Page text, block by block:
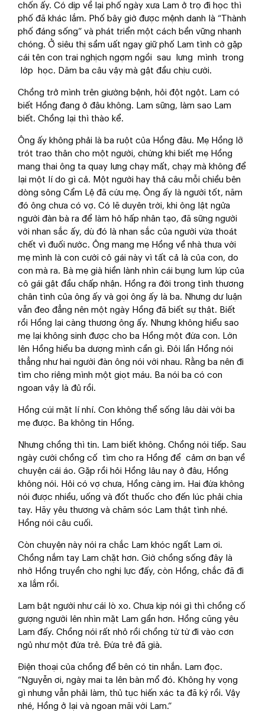
chốn ấy. Có dịp về lại phố ngày xưa Lam ở trọ đi học thì
phố đã khác lắm. Phố bây giờ được mệnh danh là “Thành
phố đáng sống” và phát triển một cách bền vững nhanh
chóng. Ở siêu thị sầm uất ngay giữ phố Lam tình cờ gặp
cái tên con trai nghịch ngợm ngồi sau lưng mình trong
lớp học. Dăm ba câu vậy mà gật đầu chịu cưới.
Chồng trở mình trên giường bệnh, hỏi đột ngột. Lam có
biết Hồng đang ở đâu không. Lam sững, làm sao Lam
biết. Chồng lại thì thào kể.
Ông ấy không phải là ba ruột của Hồng đâu. Mẹ Hồng lỡ
trót trao thân cho một người, chừng khi biết mẹ Hồng
mang thai ông ta quay lưng chạy mất, chạy mà không để
lại một lí do gì cả. Một người hay thả câu mỗi chiều bên
dòng sông Cẩm Lệ đã cứu mẹ. Ông ấy là người tốt, năm
đó ông chưa có vợ. Có lẽ duyên trời, khi ông lật ngửa
người đàn bà ra để làm hô hấp nhân tạo, đã sững người
với nhan sắc ấy, dù đó là nhan sắc của người vừa thoát
chết vì đuối nước. Ông mang mẹ Hồng về nhà thưa với
mẹ mình là con cưới cô gái này vì tất cả là của con, do
con mà ra. Bà mẹ già hiền lành nhìn cái bụng lum lúp của
cô gái gật đầu chấp nhận. Hồng ra đời trong tình thương
chân tình của ông ấy và gọi ông ấy là ba. Nhưng dư luận
vẫn đeo đẳng nên một ngày Hồng đã biết sự thật. Biết
rồi Hồng lại càng thương ông ấy. Nhưng không hiểu sao
mẹ lại không sinh được cho ba Hồng một đứa con. Lớn
lên Hồng hiểu ba dượng mình cần gì. Đôi lần Hồng nói
thẳng như hai người đàn ông nói với nhau. Rằng ba nên đi
tìm cho riêng mình một giọt máu. Ba nói ba có con
ngoan vậy là đủ rồi.
Hồng cúi mặt lí nhí. Con không thể sống lâu dài với ba
mẹ được. Ba không tin Hồng.
Nhưng chồng thì tin. Lam biết không. Chồng nói tiếp. Sau
ngày cưới chồng cố tìm cho ra Hồng để cảm ơn bạn về
chuyện cái áo. Gặp rồi hỏi Hồng lâu nay ở đâu, Hồng
không nói. Hỏi có vợ chưa, Hồng càng im. Hai đứa không
nói được nhiều, uống và đốt thuốc cho đến lúc phải chia
tay. Hãy yêu thương và chăm sóc Lam thật tình nhé.
Hồng nói câu cuối.
Còn chuyện này nói ra chắc Lam khóc ngất Lam ơi.
Chồng nắm tay Lam chặt hơn. Giờ chồng sống đây là
nhờ Hồng truyền cho nghị lực đấy, còn Hồng, chắc đã đi
xa lắm rồi.
Lam bật người như cái lò xo. Chưa kịp nói gì thì chồng cố
gượng người lên nhìn mặt Lam gần hơn. Hồng cũng yêu
Lam đấy. Chồng nói rất nhỏ rồi chồng từ từ đi vào cơn
ngủ như một đứa trẻ. Đứa trẻ đã già.
Điện thoại của chồng để bên có tin nhắn. Lam đọc.
“Nguyễn ơi, ngày mai ta lên bàn mổ đó. Không hy vọng
gì nhưng vẫn phải làm, thủ tục hiến xác ta đã ký rồi. Vậy
nhé, Hồng ở lại và ngoan mãi với Lam.”